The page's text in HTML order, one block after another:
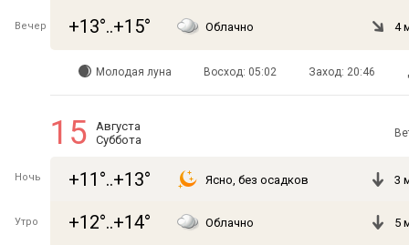
Вечер +13°..+15° Облачно 4
Молодая луна Восход: 05:02 Заход: 20:46
15
Августа
Суббота
Ночь +11°..+13° Ясно, без осадков 3
Утро +12°..+14° Облачно 5